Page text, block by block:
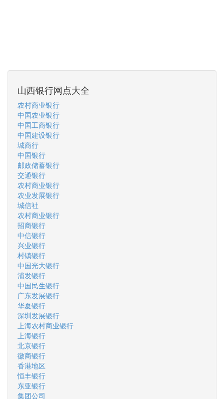
山西银行网点大全
农村商业银行
中国农业银行
中国工商银行
中国建设银行
城商行
中国银行
邮政储蓄银行
交通银行
农村商业银行
农业发展银行
城信社
农村商业银行
招商银行
中信银行
兴业银行
村镇银行
中国光大银行
浦发银行
中国民生银行
广东发展银行
华夏银行
深圳发展银行
上海农村商业银行
上海银行
北京银行
徽商银行
香港地区
恒丰银行
东亚银行
集团公司